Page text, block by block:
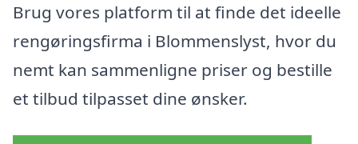
Brug vores platform til at finde det ideelle
rengøringsfirma i Blommenslyst, hvor du
nemt kan sammenligne priser og bestille
et tilbud tilpasset dine ønsker.